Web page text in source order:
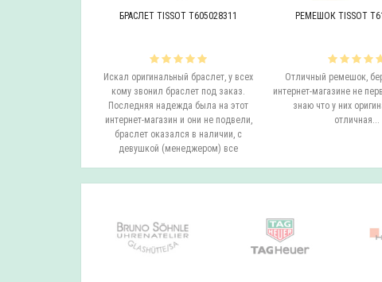
БРАСЛЕТ TISSOT T605028311
Искал оригинальный браслет, у всех
кому звонил браслет под заказ.
Последняя надежда была на этот
интернет-магазин и они не подвели,
браслет оказался в наличии, с
девушкой (менеджером) все
РЕМЕШОК TISSOT
Отличный ремешок,
интернет-магазине не
знаю что у них
отличная...